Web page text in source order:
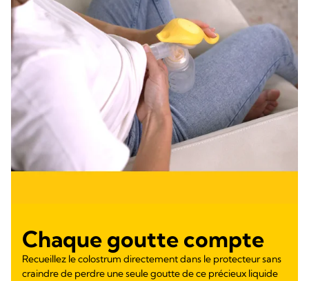
Chaque goutte compte
Recueillez le colostrum directement dans le protecteur sans
craindre de perdre une seule goutte de ce précieux liquide